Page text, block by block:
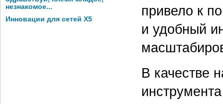
незнакомое...
Инновации для сетей X5
привело к
и удобный
В качестве